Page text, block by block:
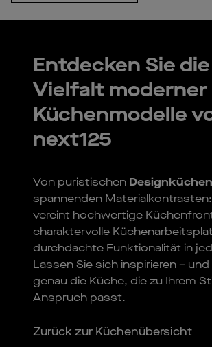
Entdecken Sie die
Vielfalt moderner
Küchenmodelle
next125
Von puristischen Designküchen
spannenden
vereint hochwertige
charaktervolle
durchdachte Funktionalität in
Lassen Sie sich inspirieren –
genau die Küche, die zu Ihrem
Anspruch passt.
Zurück zur Küchenübersicht